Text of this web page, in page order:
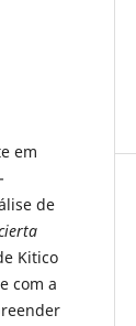
em
de
Kitico
com a